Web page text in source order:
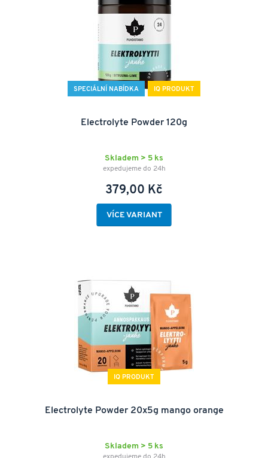
SPECIÁLNÍ NABÍDKA IQ PRODUKT
Electrolyte Powder 120g
Skladem > 5 ks
expedujeme do 24h
379,00 Kč
VÍCE VARIANT
IQ PRODUKT
Electrolyte Powder 20x5g mango orange
Skladem > 5 ks